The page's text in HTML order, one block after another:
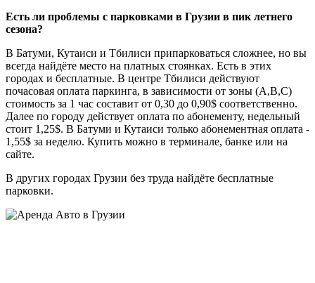
Есть ли проблемы с парковками в Грузии в пик летнего
сезона?
В Батуми, Кутаиси и Тбилиси припарковаться сложнее, но вы
всегда найдёте место на платных стоянках. Есть в этих
городах и бесплатные. В центре Тбилиси действуют
почасовая оплата паркинга, в зависимости от зоны (А,В,С)
стоимость за 1 час составит от 0,30 до 0,90$ соответственно.
Далее по городу действует оплата по абонементу, недельный
стоит 1,25$. В Батуми и Кутаиси только абонементная оплата -
1,55$ за неделю. Купить можно в терминале, банке или на
сайте.
В других городах Грузии без труда найдёте бесплатные
парковки.